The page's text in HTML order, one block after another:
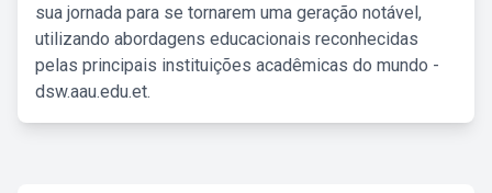
sua jornada para se tornarem uma geração notável,
utilizando abordagens educacionais reconhecidas
pelas principais instituições acadêmicas do mundo -
dsw.aau.edu.et.